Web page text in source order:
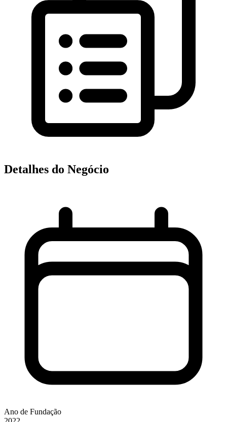
Detalhes do Negócio
Ano de Fundação